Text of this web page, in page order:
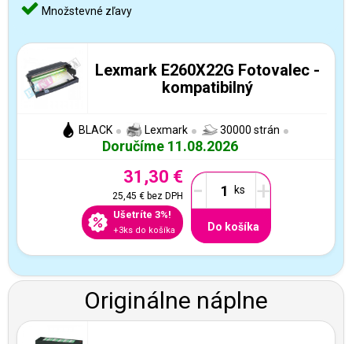
Množstevné zľavy
Lexmark E260X22G Fotovalec -
kompatibilný
BLACK Lexmark 30000 strán
Doručíme 11.08.2026
31,30 €
25,45 €bez DPH
Ušetríte 3%!
+3ks do košíka
- +
Do košíka
Originálne náplne